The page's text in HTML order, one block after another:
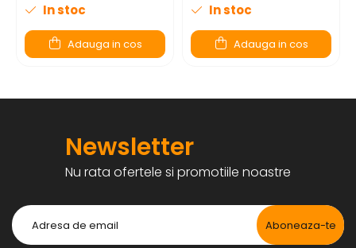
In stoc
Adauga in cos
In stoc
Adauga in cos
Newsletter
Nu rata ofertele si promotiile noastre